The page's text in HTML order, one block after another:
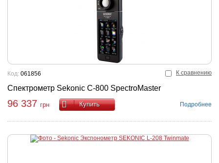
К сравнению
Спектрометр Sekonic C-800 SpectroMaster
Код: 061856
96 337 грн Купить Подробнее